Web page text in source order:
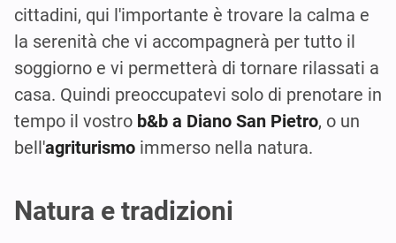
cittadini, qui l'importante è trovare la calma e
la serenità che vi accompagnerà per tutto il
soggiorno e vi permetterà di tornare rilassati a
casa. Quindi preoccupatevi solo di prenotare in
tempo il vostro b&b a Diano San Pietro, o un
bell'agriturismo immerso nella natura.
Natura e tradizioni